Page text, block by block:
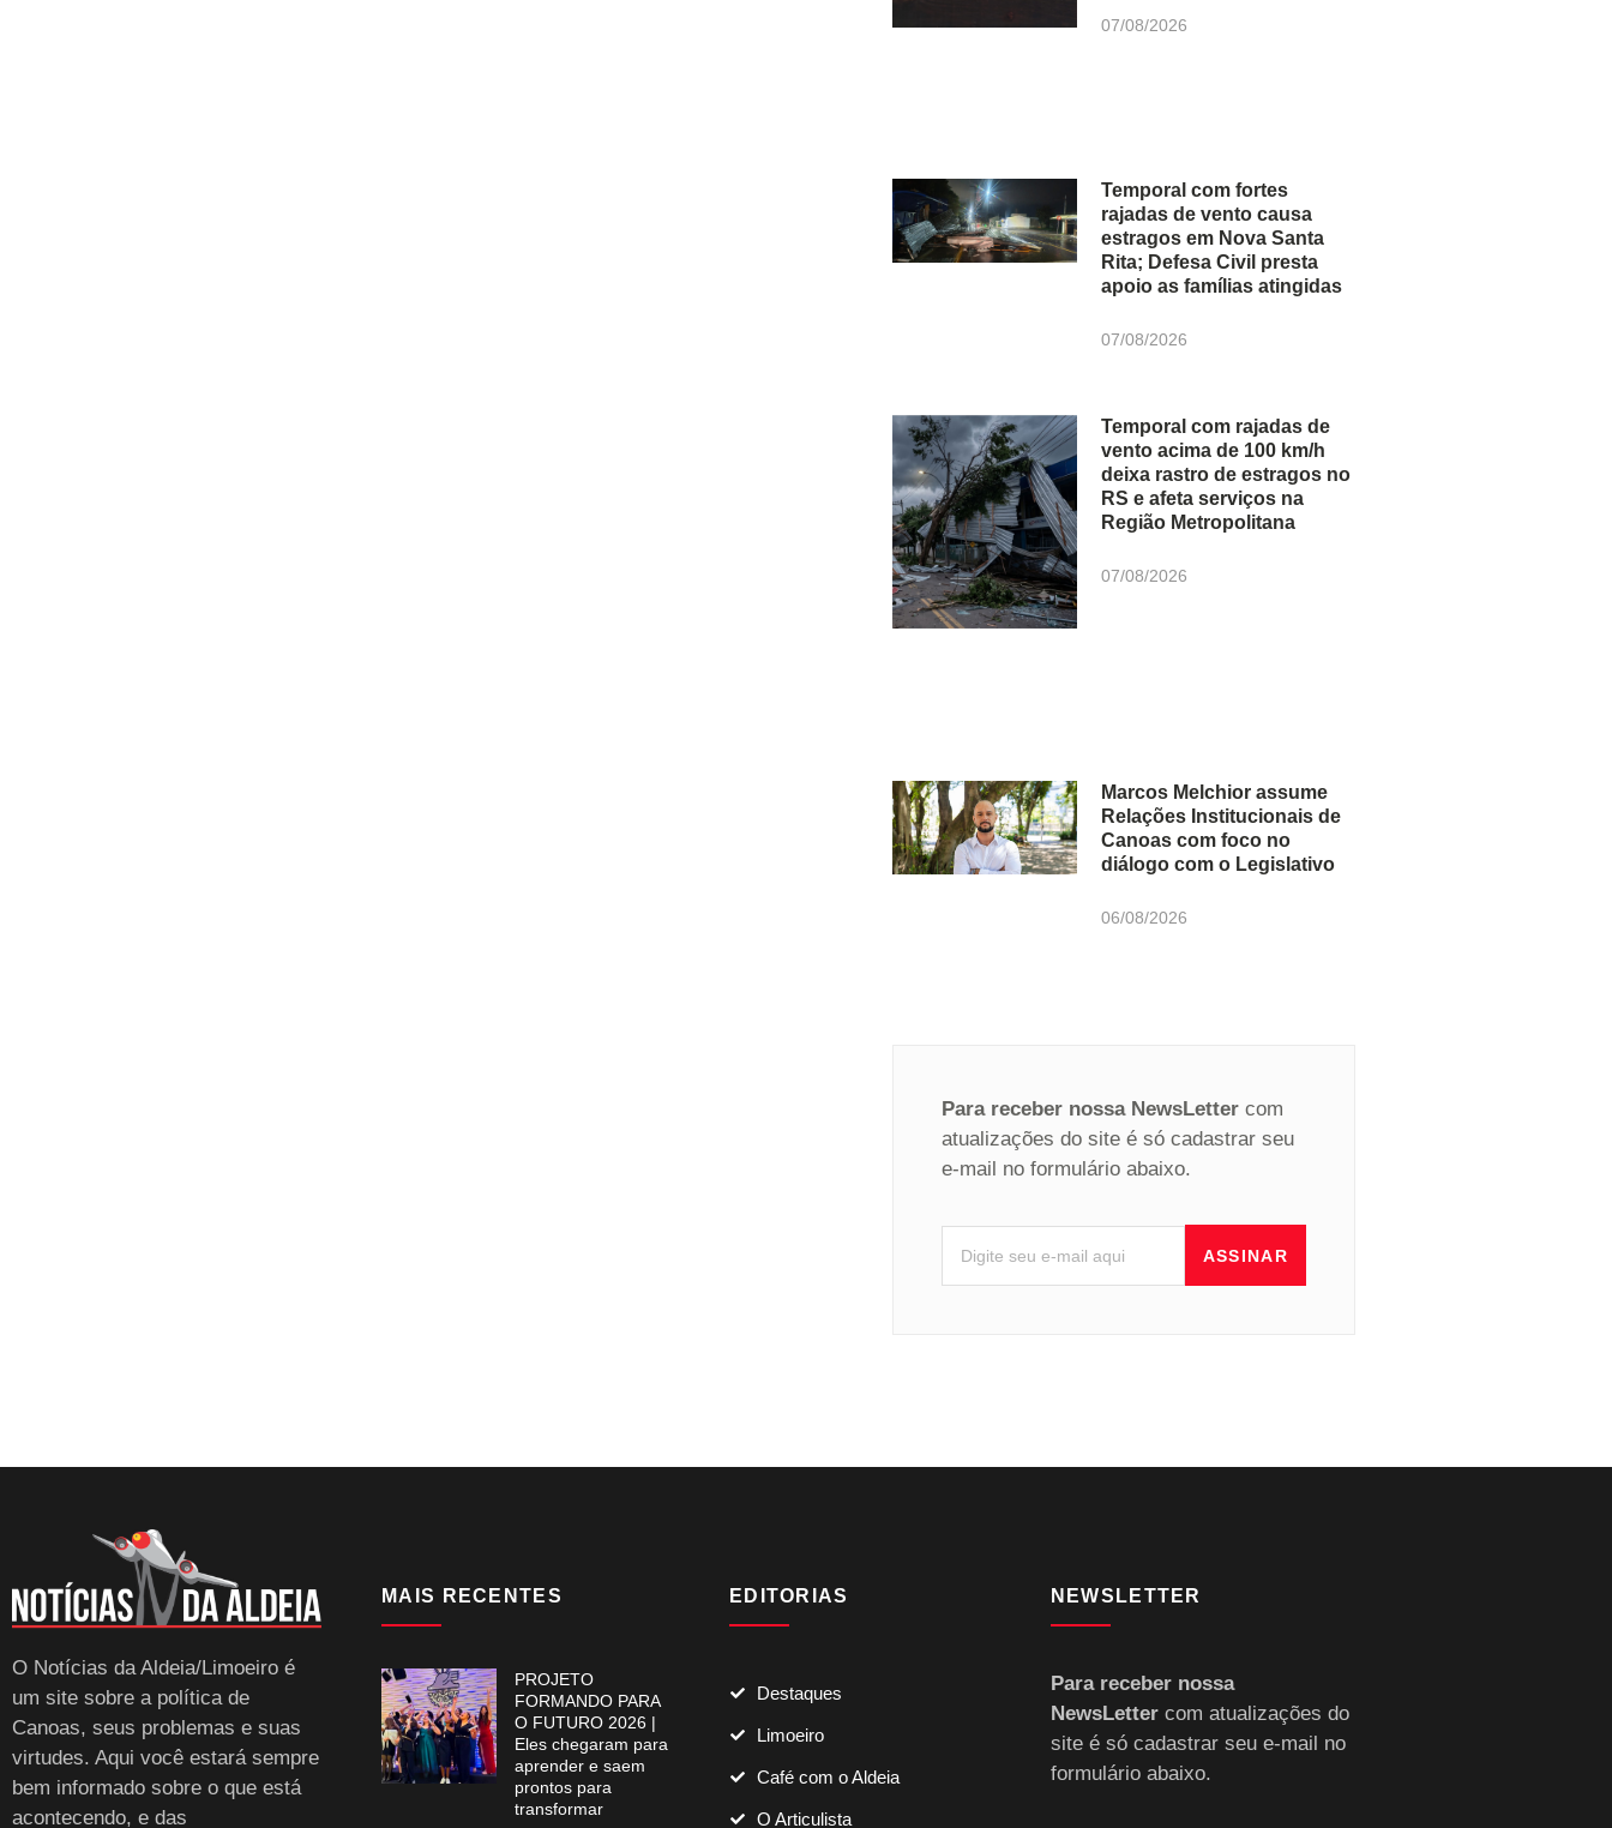
07/08/2026
Temporal com fortes
rajadas de vento causa
estragos em Nova Santa
Rita; Defesa Civil presta
apoio as famílias atingidas
07/08/2026
Temporal com rajadas de
vento acima de 100 km/h
deixa rastro de estragos no
RS e afeta serviços na
Região Metropolitana
07/08/2026
Marcos Melchior assume
Relações Institucionais de
Canoas com foco no
diálogo com o Legislativo
06/08/2026
Para receber nossa NewsLetter com
atualizações do site é só cadastrar seu
e-mail no formulário abaixo.
ASSINAR
O Notícias da Aldeia/Limoeiro é
um site sobre a política de
Canoas, seus problemas e suas
virtudes. Aqui você estará sempre
bem informado sobre o que está
acontecendo, e das
MAIS RECENTES
PROJETO
FORMANDO PARA
O FUTURO 2026 |
Eles chegaram para
aprender e saem
prontos para
transformar
EDITORIAS
Destaques
Limoeiro
Café com o Aldeia
O Articulista
NEWSLETTER
Para receber nossa
NewsLettercom atualizações do
site é só cadastrar seu e-mail no
formulário abaixo.